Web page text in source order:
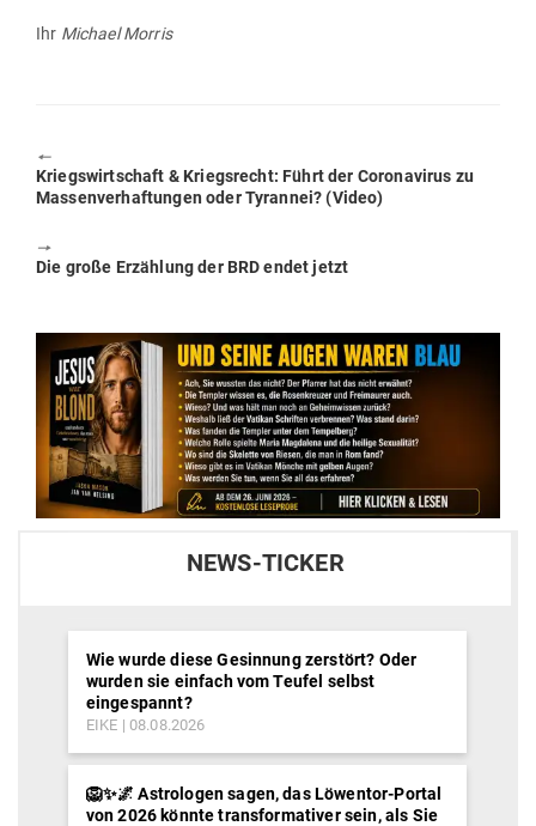
Ihr Michael Morris
🠔
Previous
post:
Kriegs­wirt­schaft & Kriegs­recht: Führt der Coro­na­virus zu
Mas­sen­ver­haf­tungen oder Tyrannei? (Video)
🠖
Next
Die große Erzählung der BRD endet jetzt
NEWS-TICKER
Wie wurde diese Gesinnung zerstört? Oder
wurden sie einfach vom Teufel selbst
eingespannt?
EIKE 08.08.2026
🦁✨🌌 Astrologen sagen, das Löwentor-Portal
von 2026 könnte transformativer sein, als Sie